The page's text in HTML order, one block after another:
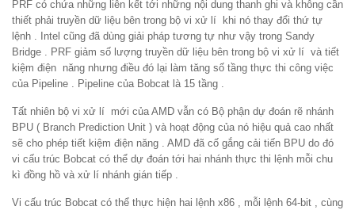
PRF có chứa những liên kết tới những nội dung thanh ghi và không cần
thiết phải truyền dữ liệu bên trong bộ vi xử lí khi nó thay đổi thứ tự
lệnh . Intel cũng đã dùng giải pháp tương tự như vậy trong Sandy
Bridge . PRF giảm số lượng truyền dữ liệu bên trong bộ vi xử lí và tiết
kiệm điện năng nhưng điều đó lại làm tăng số tầng thực thi công việc
của Pipeline . Pipeline của Bobcat là 15 tầng .
Tất nhiên bộ vi xử lí mới của AMD vẫn có Bộ phận dự đoán rẽ nhánh
BPU ( Branch Prediction Unit ) và hoạt động của nó hiệu quả cao nhất
sẽ cho phép tiết kiệm điện năng . AMD đã cố gắng cải tiến BPU do đó
vi cấu trúc Bobcat có thể dự đoán tới hai nhánh thực thi lệnh mỗi chu
kì đồng hồ và xử lí nhánh gián tiếp .
Vi cấu trúc Bobcat có thể thực hiện hai lệnh x86 , mỗi lệnh 64-bit , cùng